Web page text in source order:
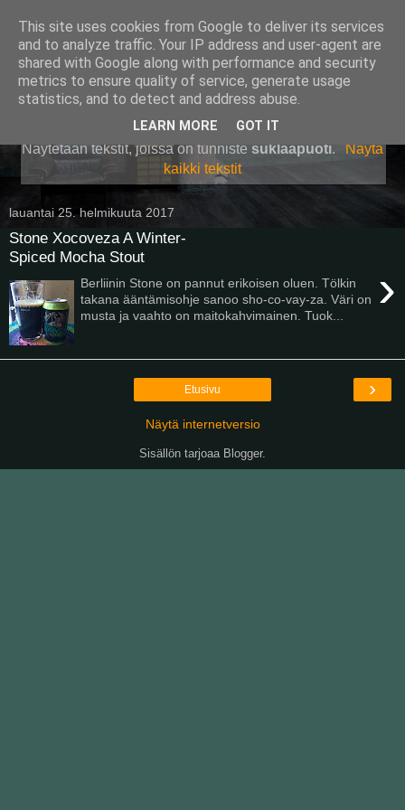
Pullollinen
Näytetään tekstit, joissa on tunniste suklaapuoti.
Näytä
kaikki tekstit
lauantai 25. helmikuuta 2017
Stone Xocoveza A Winter-
Spiced Mocha Stout
›
Berliinin Stone on pannut erikoisen oluen. Tölkin
takana ääntämisohje sanoo sho-co-vay-za. Väri on
musta ja vaahto on maitokahvimainen. Tuok...
›
Etusivu
Näytä internetversio
Sisällön tarjoaa Blogger.
This site uses cookies from Google to deliver its services
and to analyze traffic. Your IP address and user-agent are
shared with Google along with performance and security
metrics to ensure quality of service, generate usage
statistics, and to detect and address abuse.
LEARN MORE GOT IT